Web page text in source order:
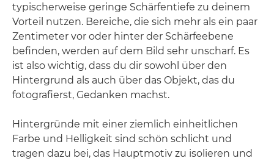
typischerweise geringe Schärfentiefe zu deinem
Vorteil nutzen. Bereiche, die sich mehr als ein paar
Zentimeter vor oder hinter der Schärfeebene
befinden, werden auf dem Bild sehr unscharf. Es
ist also wichtig, dass du dir sowohl über den
Hintergrund als auch über das Objekt, das du
fotografierst, Gedanken machst.
Hintergründe mit einer ziemlich einheitlichen
Farbe und Helligkeit sind schön schlicht und
tragen dazu bei, das Hauptmotiv zu isolieren und